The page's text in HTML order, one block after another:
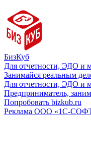
БизКуб
Для отчетности, ЭДО и
Занимайся реальным
Для отчетности, ЭДО и
Предприниматель,
Попробовать bizkub.ru
Реклама ООО «1С-